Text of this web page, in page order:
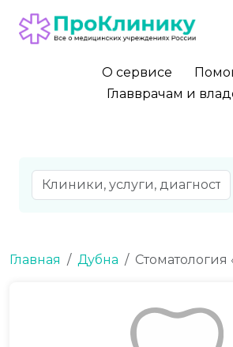
О сервисе
Главврачам и
Главная Дубна